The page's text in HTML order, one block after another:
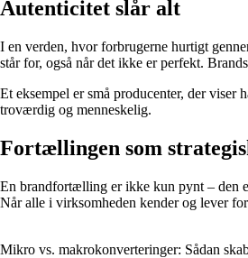
Autenticitet slår alt
I en verden, hvor forbrugerne hurtigt
står for, også når det ikke er perfekt.
Et eksempel er små producenter, der
troværdig og menneskelig.
Fortællingen som
En brandfortælling er ikke kun pynt – den
Når alle i virksomheden kender og lever
Mikro vs. makrokonverteringer: Sådan